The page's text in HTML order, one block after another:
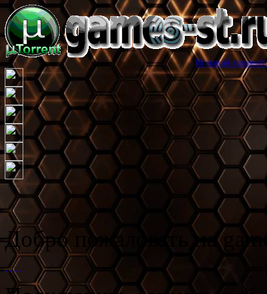
Игровой торрент трекер
Добро пожаловать на